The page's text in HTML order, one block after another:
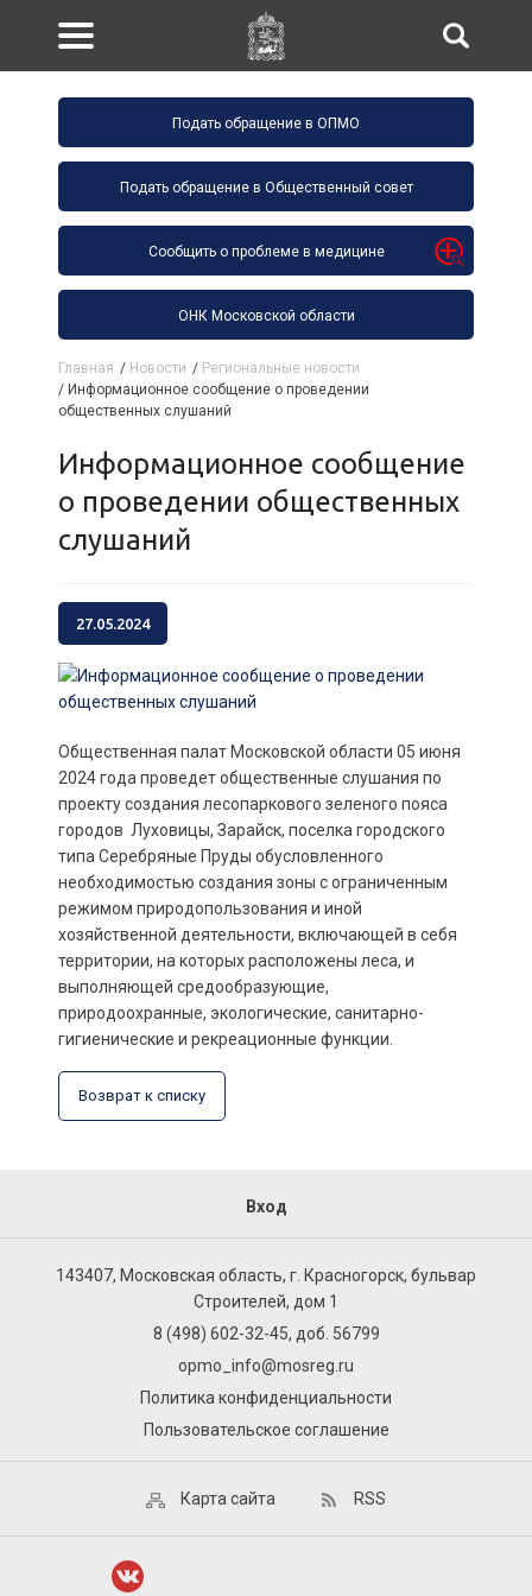
Подать обращение в ОПМО
Подать обращение в Общественный совет
Сообщить о проблеме в медицине
ОНК Московской области
Главная / Новости / Региональные новости
/ Информационное сообщение о проведении
общественных слушаний
Информационное сообщение
о проведении общественных
слушаний
27.05.2024
Общественная палат Московской области 05 июня
2024 года проведет общественные слушания по
проекту создания лесопаркового зеленого пояса
городов Луховицы, Зарайск, поселка городского
типа Серебряные Пруды обусловленного
необходимостью создания зоны с ограниченным
режимом природопользования и иной
хозяйственной деятельности, включающей в себя
территории, на которых расположены леса, и
выполняющей средообразующие,
природоохранные, экологические, санитарно-
гигиенические и рекреационные функции.
Возврат к списку
Вход
143407, Московская область, г. Красногорск, бульвар
Строителей, дом 1
8 (498) 602-32-45, доб. 56799
opmo_info@mosreg.ru
Политика конфиденциальности
Пользовательское соглашение
Карта сайта RSS